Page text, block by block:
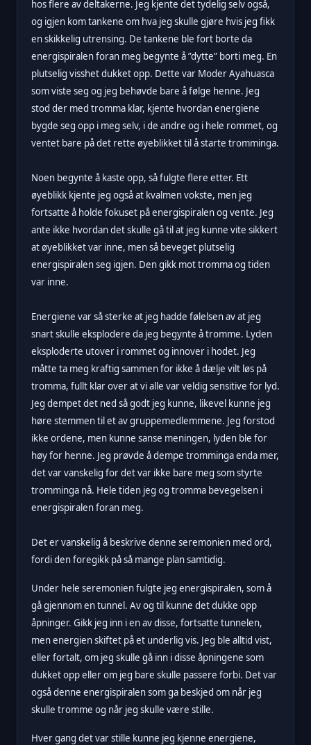
hos flere av deltakerne. Jeg kjente det tydelig selv også,
og igjen kom tankene om hva jeg skulle gjøre hvis jeg fikk
en skikkelig utrensing. De tankene ble fort borte da
energispiralen foran meg begynte å ”dytte” borti meg. En
plutselig visshet dukket opp. Dette var Moder Ayahuasca
som viste seg og jeg behøvde bare å følge henne. Jeg
stod der med tromma klar, kjente hvordan energiene
bygde seg opp i meg selv, i de andre og i hele rommet, og
ventet bare på det rette øyeblikket til å starte tromminga.
Noen begynte å kaste opp, så fulgte flere etter. Ett
øyeblikk kjente jeg også at kvalmen vokste, men jeg
fortsatte å holde fokuset på energispiralen og vente. Jeg
ante ikke hvordan det skulle gå til at jeg kunne vite sikkert
at øyeblikket var inne, men så beveget plutselig
energispiralen seg igjen. Den gikk mot tromma og tiden
var inne.
Energiene var så sterke at jeg hadde følelsen av at jeg
snart skulle eksplodere da jeg begynte å tromme. Lyden
eksploderte utover i rommet og innover i hodet. Jeg
måtte ta meg kraftig sammen for ikke å dælje vilt løs på
tromma, fullt klar over at vi alle var veldig sensitive for lyd.
Jeg dempet det ned så godt jeg kunne, likevel kunne jeg
høre stemmen til et av gruppemedlemmene. Jeg forstod
ikke ordene, men kunne sanse meningen, lyden ble for
høy for henne. Jeg prøvde å dempe tromminga enda mer,
det var vanskelig for det var ikke bare meg som styrte
tromminga nå. Hele tiden jeg og tromma bevegelsen i
energispiralen foran meg.
Det er vanskelig å beskrive denne seremonien med ord,
fordi den foregikk på så mange plan samtidig.
Under hele seremonien fulgte jeg energispiralen, som å
gå gjennom en tunnel. Av og til kunne det dukke opp
åpninger. Gikk jeg inn i en av disse, fortsatte tunnelen,
men energien skiftet på et underlig vis. Jeg ble alltid vist,
eller fortalt, om jeg skulle gå inn i disse åpningene som
dukket opp eller om jeg bare skulle passere forbi. Det var
også denne energispiralen som ga beskjed om når jeg
skulle tromme og når jeg skulle være stille.
Hver gang det var stille kunne jeg kjenne energiene,